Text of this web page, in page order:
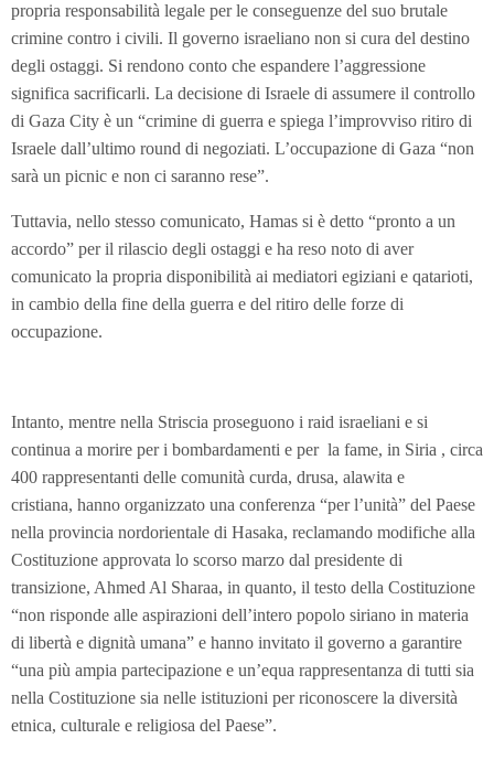
propria responsabilità legale per le conseguenze del suo brutale
crimine contro i civili. Il governo israeliano non si cura del destino
degli ostaggi. Si rendono conto che espandere l’aggressione
significa sacrificarli. La decisione di Israele di assumere il controllo
di Gaza City è un “crimine di guerra e spiega l’improvviso ritiro di
Israele dall’ultimo round di negoziati. L’occupazione di Gaza “non
sarà un picnic e non ci saranno rese”.
Tuttavia, nello stesso comunicato, Hamas si è detto “pronto a un
accordo” per il rilascio degli ostaggi e ha reso noto di aver
comunicato la propria disponibilità ai mediatori egiziani e qatarioti,
in cambio della fine della guerra e del ritiro delle forze di
occupazione.
Intanto, mentre nella Striscia proseguono i raid israeliani e si
continua a morire per i bombardamenti e per la fame, in Siria , circa
400 rappresentanti delle comunità curda, drusa, alawita e
cristiana, hanno organizzato una conferenza “per l’unità” del Paese
nella provincia nordorientale di Hasaka, reclamando modifiche alla
Costituzione approvata lo scorso marzo dal presidente di
transizione, Ahmed Al Sharaa, in quanto, il testo della Costituzione
“non risponde alle aspirazioni dell’intero popolo siriano in materia
di libertà e dignità umana” e hanno invitato il governo a garantire
“una più ampia partecipazione e un’equa rappresentanza di tutti sia
nella Costituzione sia nelle istituzioni per riconoscere la diversità
etnica, culturale e religiosa del Paese”.